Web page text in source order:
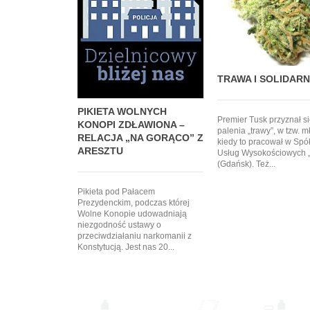
PIKIETA WOLNYCH
KONOPI ZDŁAWIONA –
RELACJA „NA GORĄCO” Z
ARESZTU
Pikieta pod Pałacem
Prezydenckim, podczas której
Wolne Konopie udowadniają
niezgodność ustawy o
przeciwdziałaniu narkomanii z
Konstytucją. Jest nas 20...
TRAWA I
Premier Tusk przyznał
palenia „trawy”, w tzw.
kiedy to pracował w
Usług Wysokościowych
(Gdańsk). Też...